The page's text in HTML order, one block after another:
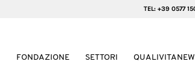
TEL: +39 0577
FONDAZIONE SETTORI